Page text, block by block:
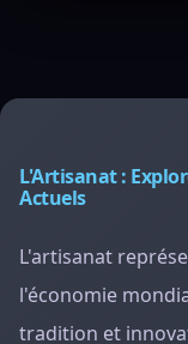
L'Artisanat :
Actuels
L'artisanat
l'économie
tradition et